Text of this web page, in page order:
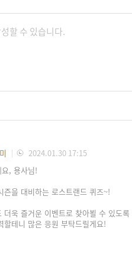
2024.01.30 17:15
, 용사님!
즌을 대비하는 로스트랜드 퀴즈~!
더욱 즐거운 이벤트로 찾아뵐 수 있도록
할테니 많은 응원 부탁드릴게요!